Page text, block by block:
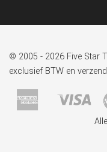
© 2005 - 2026 Five Star
exclusief BTW en